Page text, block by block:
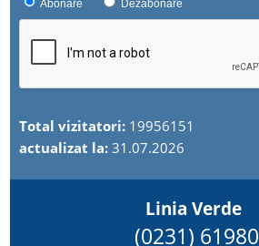
Abonare Dezabonare
Total vizitatori: 19956151
actualizat la:31.07.2026
Linia Verde
(0231) 61980